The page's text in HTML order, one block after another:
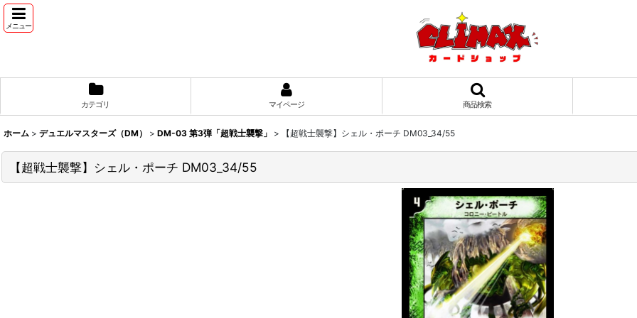
メニュー
カテゴリ マイページ 商品検索
ホーム > デュエルマスターズ（DM） > DM-03 第3弾「超戦士襲撃」 > 【超戦士襲撃】シェル・ポーチ DM03_34/55
【超戦士襲撃】シェル・ポーチ DM03_34/55